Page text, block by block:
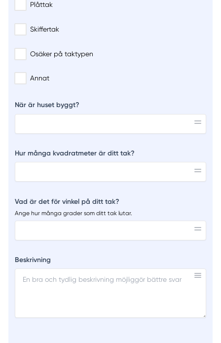
Plåttak
Skiffertak
Osäker på taktypen
Annat
När är huset byggt?
Hur många kvadratmeter är ditt tak?
Vad är det för vinkel på ditt tak?
Ange hur många grader som ditt tak lutar.
Beskrivning